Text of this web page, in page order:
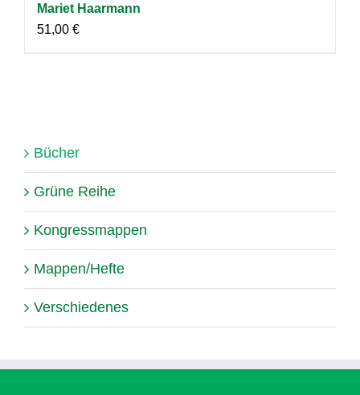
Mariet Haarmann
51,00 €
Bücher
Grüne Reihe
Kongressmappen
Mappen/Hefte
Verschiedenes